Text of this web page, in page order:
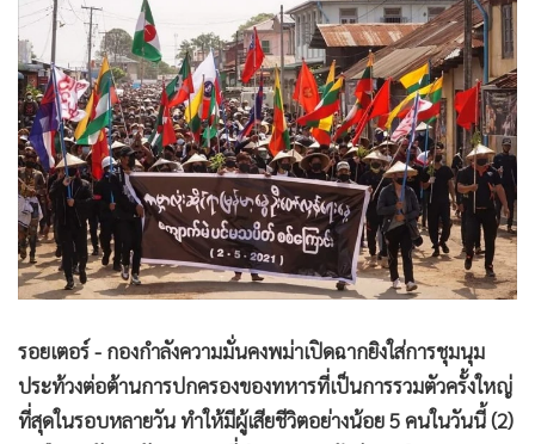
Green Innovation & SD
• Management & HR
• MGR Live
• Infographic
• การเมือง
• ท่องเที่ยว
• กีฬา
• ต่างประเทศ
• เศรษฐกิจ-ธุรกิจ
• จีน
• ชุมชน-คุณภาพชีวิต
รอยเตอร์ - กองกำลังความมั่นคงพม่าเปิดฉากยิงใส่การชุมนุม
ประท้วงต่อต้านการปกครองของทหารที่เป็นการรวมตัวครั้งใหญ่
ที่สุดในรอบหลายวัน ทำให้มีผู้เสียชีวิตอย่างน้อย 5 คนในวันนี้ (2)